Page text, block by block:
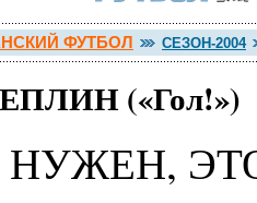
ФУТБОЛ СЕЗОН-2004
(«Гол!»)